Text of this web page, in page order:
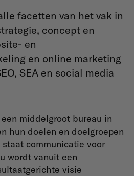
facetten van het vak in
concept en
en
en online marketing
SEA en social media
middelgroot bureau in
hun doelen en doelgroepen
communicatie voor
wordt vanuit een
visie